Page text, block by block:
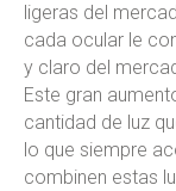
ligeras del
cada ocular le
y claro del
Este gran
cantidad de luz
lo que siempre
combinen estas